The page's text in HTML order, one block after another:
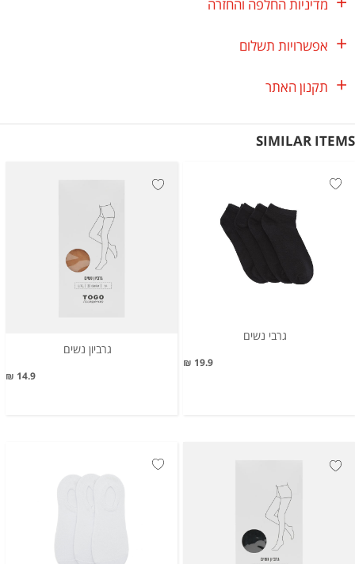
מדיניות החלפה והחזרה
אפשרויות תשלום
תקנון האתר
SIMILAR ITEMS
גרבי נשים
19.9 ₪
גרביון נשים
14.9 ₪